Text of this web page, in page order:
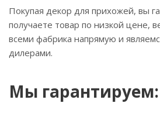
Покупая декор для прихожей, вы
получаете товар по низкой цене,
всеми фабрика напрямую и
дилерами.
Мы гарантируем: